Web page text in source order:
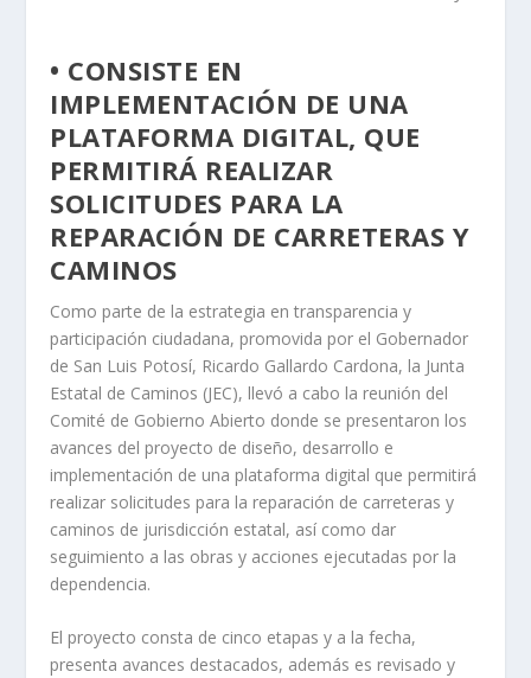
• CONSISTE EN
IMPLEMENTACIÓN DE UNA
PLATAFORMA DIGITAL, QUE
PERMITIRÁ REALIZAR
SOLICITUDES PARA LA
REPARACIÓN DE CARRETERAS Y
CAMINOS
Como parte de la estrategia en transparencia y
participación ciudadana, promovida por el Gobernador
de San Luis Potosí, Ricardo Gallardo Cardona, la Junta
Estatal de Caminos (JEC), llevó a cabo la reunión del
Comité de Gobierno Abierto donde se presentaron los
avances del proyecto de diseño, desarrollo e
implementación de una plataforma digital que permitirá
realizar solicitudes para la reparación de carreteras y
caminos de jurisdicción estatal, así como dar
seguimiento a las obras y acciones ejecutadas por la
dependencia.
El proyecto consta de cinco etapas y a la fecha,
presenta avances destacados, además es revisado y